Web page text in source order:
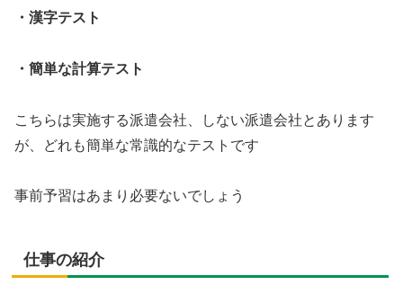
・漢字テスト
・簡単な計算テスト
こちらは実施する派遣会社、しない派遣会社とあります
が、どれも簡単な常識的なテストです
事前予習はあまり必要ないでしょう
仕事の紹介